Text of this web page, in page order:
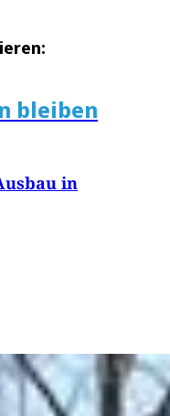
bleiben
in